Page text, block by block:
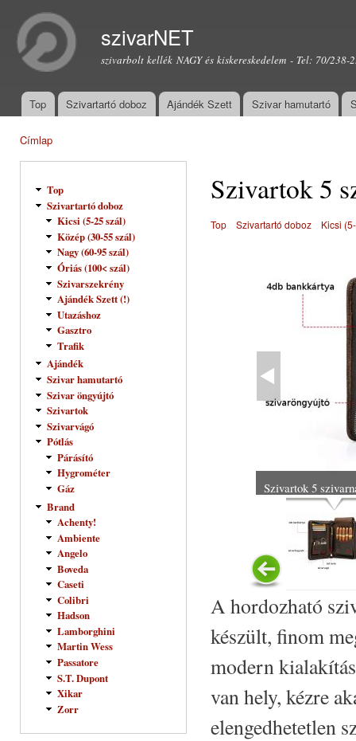
szivarNET
szivarbolt kellék NAGY és kiskereskedelem - Tel: 70/238-
Főmenü
Top Szivartartó doboz Ajándék Szett Szivar hamutartó
Címlap
Top
Szivartartó doboz
Kicsi (5-25 szál)
Közép (30-55 szál)
Nagy (60-95 szál)
Óriás (100< szál)
Szivarszekrény
Ajándék Szett (!)
Utazáshoz
Gasztro
Trafik
Ajándék
Szivar hamutartó
Szivar öngyújtó
Szivartok
Szivarvágó
Pótlás
Párásító
Hygrométer
Gáz
Brand
Achenty!
Ambiente
Angelo
Boveda
Caseti
Colibri
Hadson
Lamborghini
Martin Wess
Passatore
S.T. Dupont
Xikar
Zorr
Szivartok 5
Top Szivartartó doboz Kicsi
Szivartok 5
A hordozható
készült, finom
modern
van hely, kézre
elengedhetetlen